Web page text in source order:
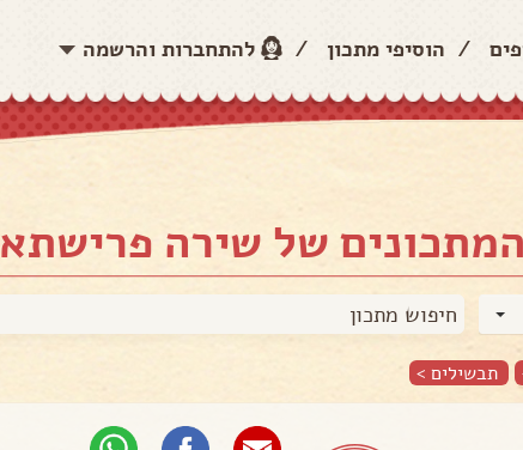
/ הוסיפי מתכון / להתחברות והרשמה
של שירה פרישתא
תבשילים >